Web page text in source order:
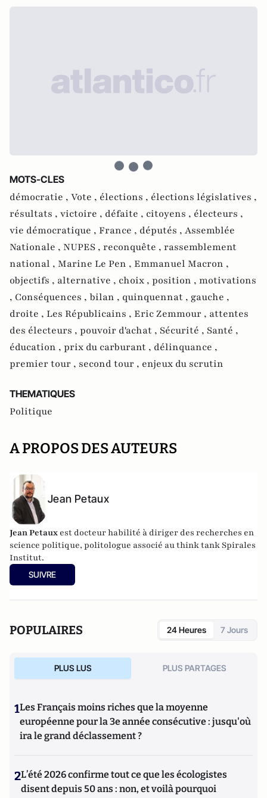
MOTS-CLES
démocratie , Vote , élections , élections législatives ,
résultats , victoire , défaite , citoyens , électeurs ,
vie démocratique , France , députés , Assemblée
Nationale , NUPES , reconquête , rassemblement
national , Marine Le Pen , Emmanuel Macron ,
objectifs , alternative , choix , position , motivations
, Conséquences , bilan , quinquennat , gauche ,
droite , Les Républicains , Eric Zemmour , attentes
des électeurs , pouvoir d'achat , Sécurité , Santé ,
éducation , prix du carburant , délinquance ,
premier tour , second tour , enjeux du scrutin
THEMATIQUES
Politique
A PROPOS DES AUTEURS
Jean Petaux
Jean Petaux est docteur habilité à diriger des recherches en
science politique, politologue associé au think tank Spirales
Institut.
SUIVRE
POPULAIRES 24 Heures 7 Jours
PLUS LUS PLUS PARTAGES
1Les Français moins riches que la moyenne
européenne pour la 3e année consécutive : jusqu'où
ira le grand déclassement ?
2L’été 2026 confirme tout ce que les écologistes
disent depuis 50 ans : non, et voilà pourquoi